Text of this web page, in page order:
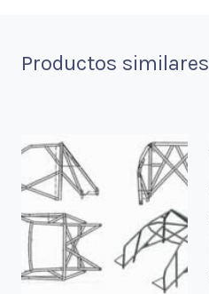
Productos similares